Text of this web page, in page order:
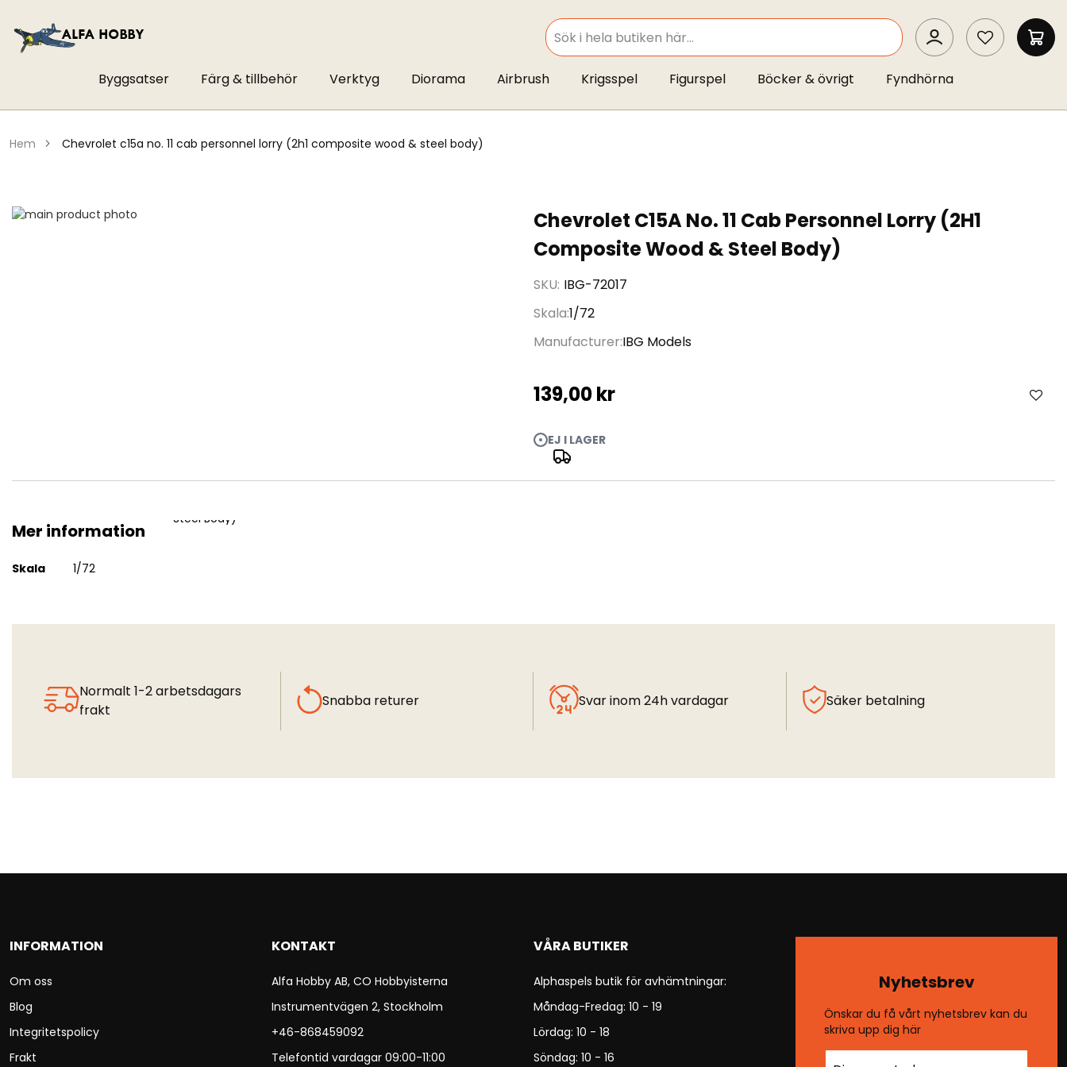
SEARCH
SEARCH
MIN
Byggsatser Färg & tillbehör Verktyg Diorama Airbrush Krigsspel Figurspel Böcker & övrigt Fyndhörna
hem chevrolet c15a no. 11 cab personnel lorry (2h1 composite wood & steel body)
Chevrolet C15A No. 11 Cab Personnel Lorry (2H1
Composite Wood & Steel Body)
SKU IBG-72017
Skala1/72
Manufacturer IBG Models
139,00 kr
EJ I LAGER
Hoppa
Steel Body)
Mer information
Mer
Skala 1/72
Normalt 1-2 arbetsdagars
frakt
Snabba returer Svar inom 24h vardagar Säker betalning
INFORMATION
Om oss
Blog
Integritetspolicy
Frakt
KONTAKT
Alfa Hobby AB, CO Hobbyisterna
Instrumentvägen 2, Stockholm
+46-868459092
Telefontid vardagar 09:00-11:00
VÅRA BUTIKER
Alphaspels butik för avhämtningar:
Måndag-Fredag: 10 - 19
Lördag: 10 - 18
Söndag: 10 - 16
Nyhetsbrev
Önskar du få vårt nyhetsbrev kan du
skriva upp dig här